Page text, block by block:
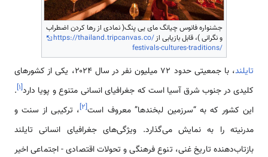
جشنواره فانوس چیانگ مای یی پنگ( نمادی از رها کردن اضطراب
و نگرانی )، قابل بازیابی ازhttps://thailand.tripcanvas.co/
festivals-cultures-traditions/
تایلند
، با جمعیتی حدود ۷2 میلیون نفر در سال ۲۰۲۴، یکی از کشورهای
کلیدی در جنوب شرق آسیا است که جغرافیای انسانی متنوع و پویا دارد[۱]
.
این کشور که به “سرزمین لبخندها” معروف است[۲]، ترکیبی از سنت و
مدرنیته را به نمایش می‌گذارد. ویژگی‌های جغرافیای انسانی تایلند
بازتاب‌دهنده تاریخ غنی، تنوع فرهنگی و تحولات اقتصادی - اجتماعی اخیر